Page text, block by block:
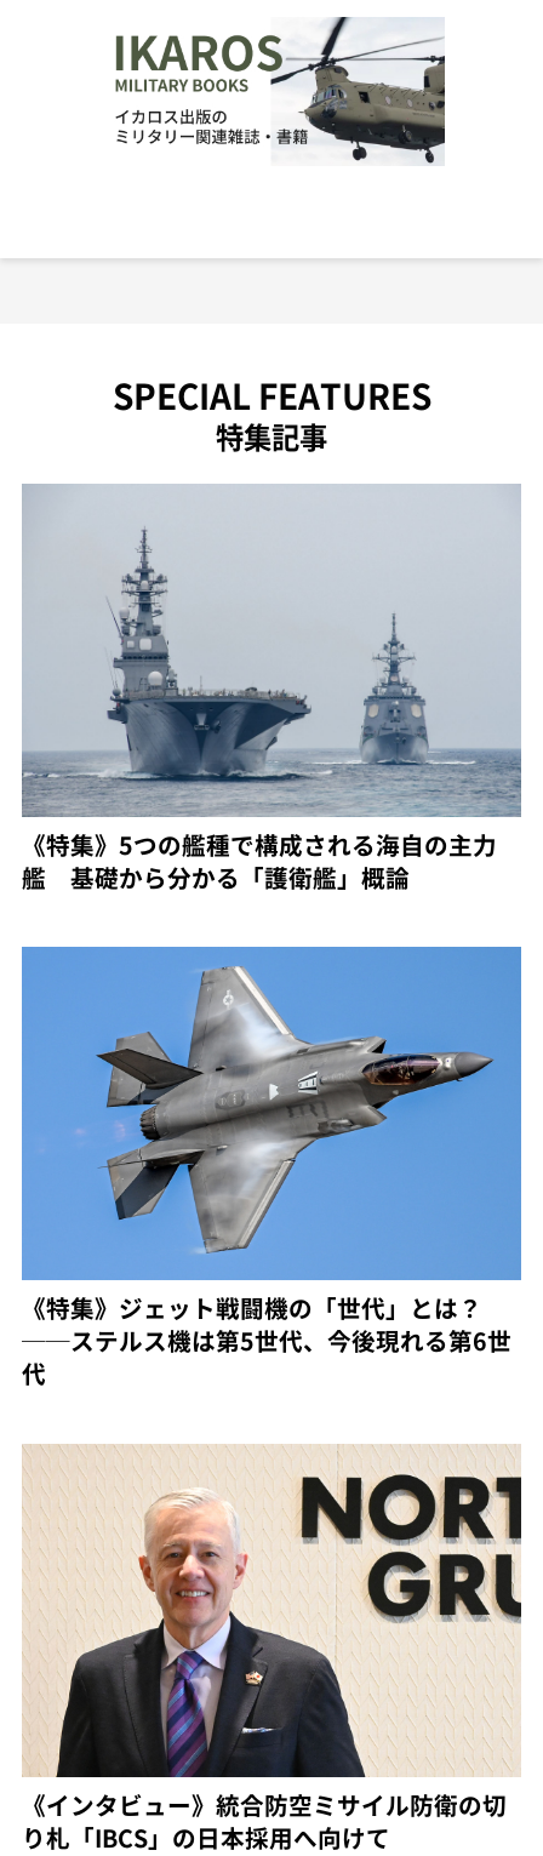
SPECIAL FEATURES
特集記事
《特集》5つの艦種で構成される海自の主力
艦 基礎から分かる「護衛艦」概論
《特集》ジェット戦闘機の「世代」とは？
──ステルス機は第5世代、今後現れる第6世
代
《インタビュー》統合防空ミサイル防衛の切
り札「IBCS」の日本採用へ向けて